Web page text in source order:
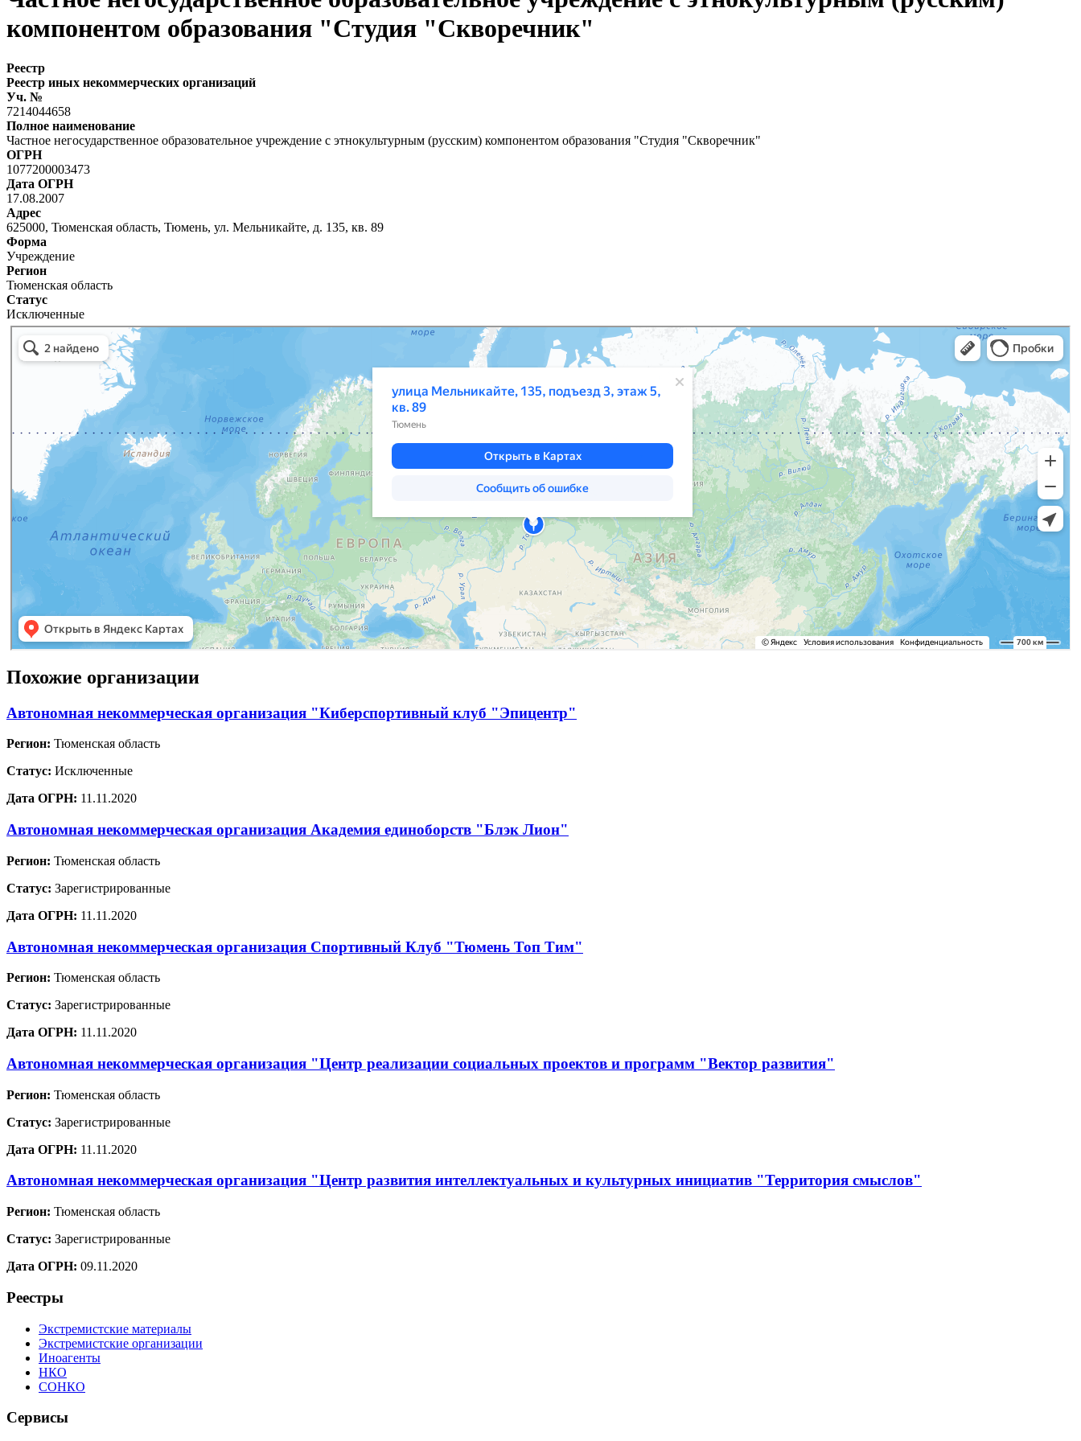
компонентом образования "Студия "Скворечник"
Реестр
Реестр иных некоммерческих организаций
Уч. №
7214044658
Полное наименование
Частное негосударственное образовательное учреждение с этнокультурным (русским) компонентом образования "Студия "Скворечник"
ОГРН
1077200003473
Дата ОГРН
17.08.2007
Адрес
625000, Тюменская область, Тюмень, ул. Мельникайте, д. 135, кв. 89
Форма
Учреждение
Регион
Тюменская область
Статус
Исключенные
Похожие организации
Автономная некоммерческая организация "Киберспортивный клуб "Эпицентр"
Регион: Тюменская область
Статус: Исключенные
Дата ОГРН: 11.11.2020
Автономная некоммерческая организация Академия единоборств "Блэк Лион"
Регион: Тюменская область
Статус: Зарегистрированные
Дата ОГРН: 11.11.2020
Автономная некоммерческая организация Спортивный Клуб "Тюмень Топ Тим"
Регион: Тюменская область
Статус: Зарегистрированные
Дата ОГРН: 11.11.2020
Автономная некоммерческая организация "Центр реализации социальных проектов и программ "Вектор развития"
Регион: Тюменская область
Статус: Зарегистрированные
Дата ОГРН: 11.11.2020
Автономная некоммерческая организация "Центр развития интеллектуальных и культурных инициатив "Территория смыслов"
Регион: Тюменская область
Статус: Зарегистрированные
Дата ОГРН: 09.11.2020
Реестры
Экстремистские материалы
Экстремистские организации
Иноагенты
НКО
СОНКО
Сервисы